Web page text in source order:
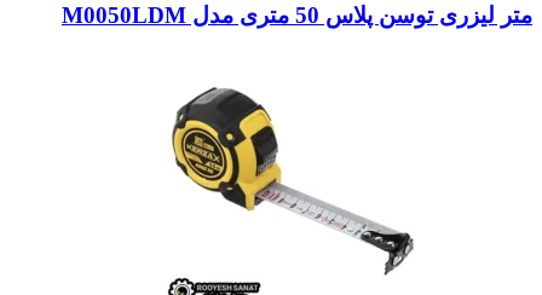
متر لیزری توسن پلاس 50 متری مدل M0050LDM